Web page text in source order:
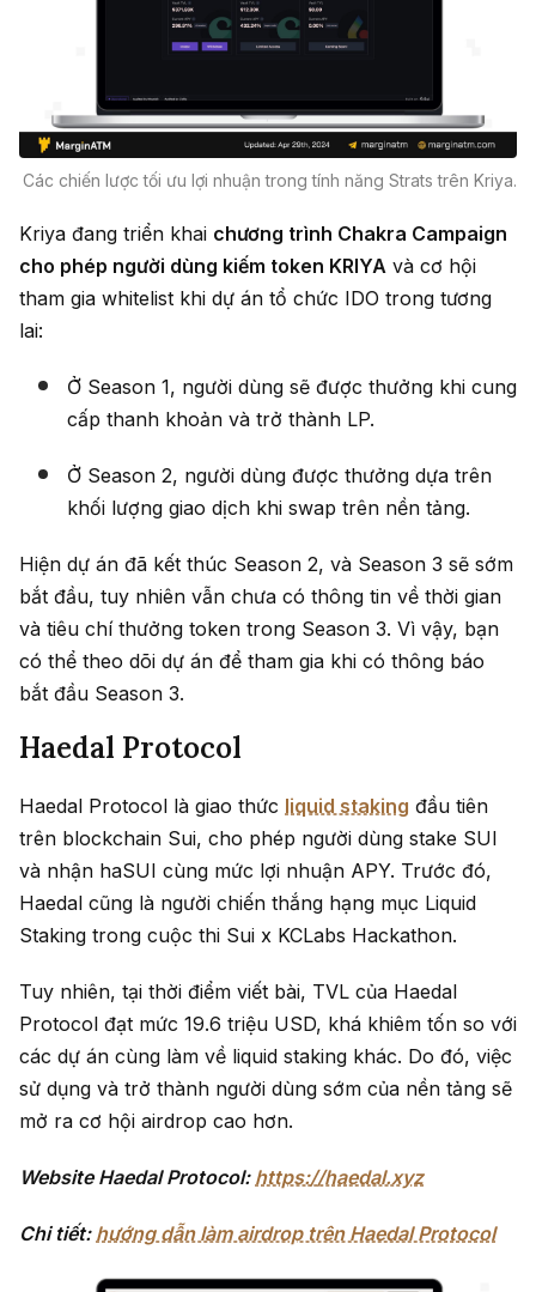
Các chiến lược tối ưu lợi nhuận trong tính năng Strats trên Kriya.
Kriya đang triển khai chương trình Chakra Campaign
cho phép người dùng kiếm token KRIYA và cơ hội
tham gia whitelist khi dự án tổ chức IDO trong tương
lai:
Ở Season 1, người dùng sẽ được thưởng khi cung
cấp thanh khoản và trở thành LP.
Ở Season 2, người dùng được thưởng dựa trên
khối lượng giao dịch khi swap trên nền tảng.
Hiện dự án đã kết thúc Season 2, và Season 3 sẽ sớm
bắt đầu, tuy nhiên vẫn chưa có thông tin về thời gian
và tiêu chí thưởng token trong Season 3. Vì vậy, bạn
có thể theo dõi dự án để tham gia khi có thông báo
bắt đầu Season 3.
Haedal Protocol
Haedal Protocol là giao thức liquid staking đầu tiên
trên blockchain Sui, cho phép người dùng stake SUI
và nhận haSUI cùng mức lợi nhuận APY. Trước đó,
Haedal cũng là người chiến thắng hạng mục Liquid
Staking trong cuộc thi Sui x KCLabs Hackathon.
Tuy nhiên, tại thời điểm viết bài, TVL của Haedal
Protocol đạt mức 19.6 triệu USD, khá khiêm tốn so với
các dự án cùng làm về liquid staking khác. Do đó, việc
sử dụng và trở thành người dùng sớm của nền tảng sẽ
mở ra cơ hội airdrop cao hơn.
Website Haedal Protocol: https://haedal.xyz
Chi tiết: hướng dẫn làm airdrop trên Haedal Protocol